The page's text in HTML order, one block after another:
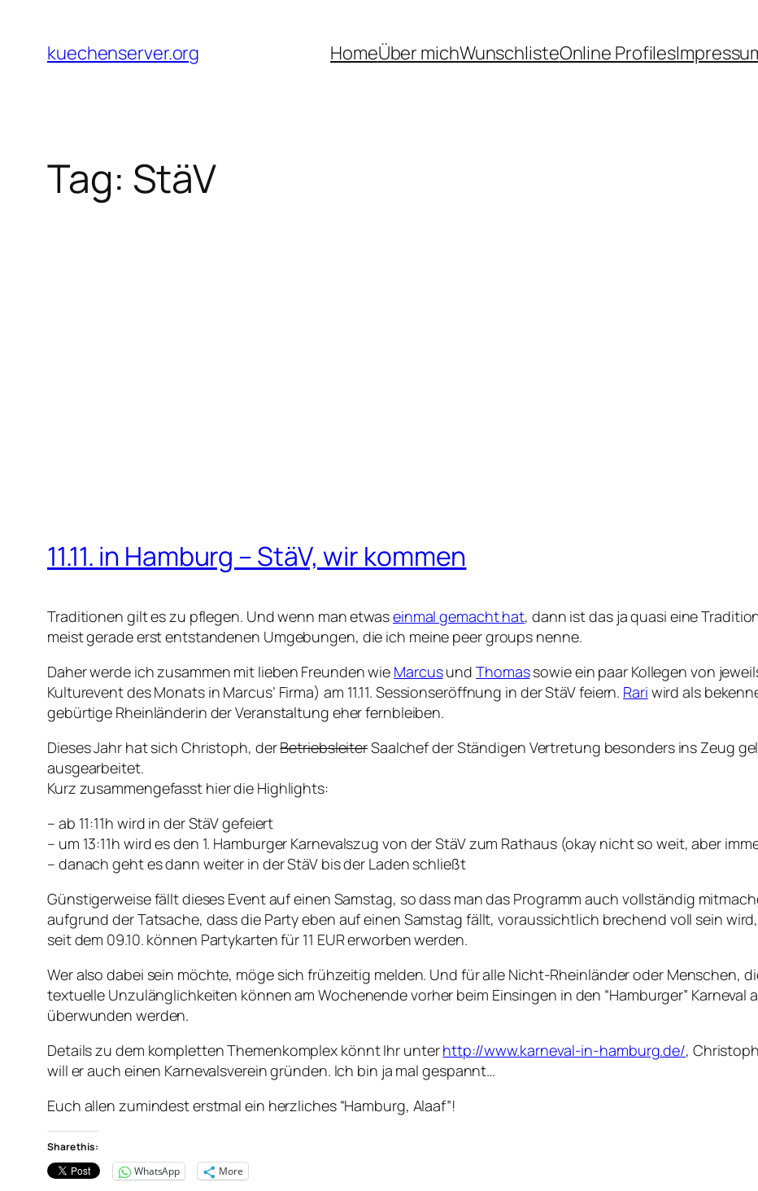
content
kuechenserver.org HomeÜber michWunschlisteOnline Profiles
Tag: StäV
11.11. in Hamburg – StäV, wir kommen
Traditionen gilt es zu pflegen. Und wenn man etwaseinmal gemacht hat, dann ist das ja quasi eine
meist gerade erst entstandenen Umgebungen, die ich meine peer groups nenne.
Daher werde ich zusammen mit lieben Freunden wie MarcusundThomassowie ein paar Kollegen von
Kulturevent des Monats in Marcus’ Firma) am 11.11. Sessionseröffnung in der StäV feiern. Rari wird als
gebürtige Rheinländerin der Veranstaltung eher fernbleiben.
Dieses Jahr hat sich Christoph, derBetriebsleiterSaalchef der Ständigen Vertretung besonders ins Zeug
ausgearbeitet.
Kurz zusammengefasst hier die Highlights:
– ab 11:11h wird in der StäV gefeiert
– um 13:11h wird es den 1. Hamburger Karnevalszug von der StäV zum Rathaus (okay nicht so weit, aber
– danach geht es dann weiter in der StäV bis der Laden schließt
Günstigerweise fällt dieses Event auf einen Samstag, so dass man das Programm auch vollständig
aufgrund der Tatsache, dass die Party eben auf einen Samstag fällt, voraussichtlich brechend voll sein
seit dem 09.10. können Partykarten für 11 EUR erworben werden.
Wer also dabei sein möchte, möge sich frühzeitig melden. Und für alle Nicht-Rheinländer oder Menschen,
textuelle Unzulänglichkeiten können am Wochenende vorher beim Einsingen in den “Hamburger” Karneval
überwunden werden.
Details zu dem kompletten Themenkomplex könnt Ihr unterhttp://www.karneval-in-hamburg.de/,
will er auch einen Karnevalsverein gründen. Ich bin ja mal gespannt…
Euch allen zumindest erstmal ein herzliches “Hamburg, Alaaf”!
Share this:
WhatsApp
More